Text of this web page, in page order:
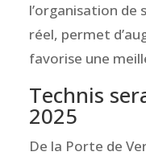
l’organisation
réel, permet
favorise une
Technis
2025
De la Porte de